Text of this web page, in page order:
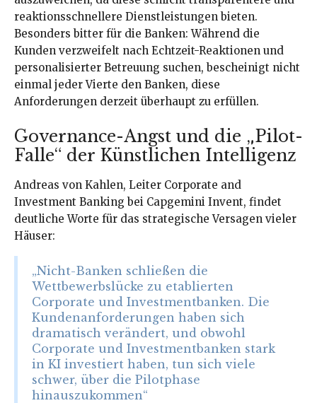
reaktionsschnellere Dienstleistungen bieten.
Besonders bitter für die Banken: Während die
Kunden verzweifelt nach Echtzeit-Reaktionen und
personalisierter Betreuung suchen, bescheinigt nicht
einmal jeder Vierte den Banken, diese
Anforderungen derzeit überhaupt zu erfüllen.
Governance-Angst und die „Pilot-
Falle“ der Künstlichen Intelligenz
Andreas von Kahlen, Leiter Corporate and
Investment Banking bei Capgemini Invent, findet
deutliche Worte für das strategische Versagen vieler
Häuser:
„Nicht-Banken schließen die
Wettbewerbslücke zu etablierten
Corporate und Investmentbanken. Die
Kundenanforderungen haben sich
dramatisch verändert, und obwohl
Corporate und Investmentbanken stark
in KI investiert haben, tun sich viele
schwer, über die Pilotphase
hinauszukommen“